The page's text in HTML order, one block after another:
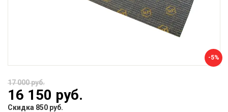
-5%
17 000 руб.
16 150 руб.
Скидка 850 руб.